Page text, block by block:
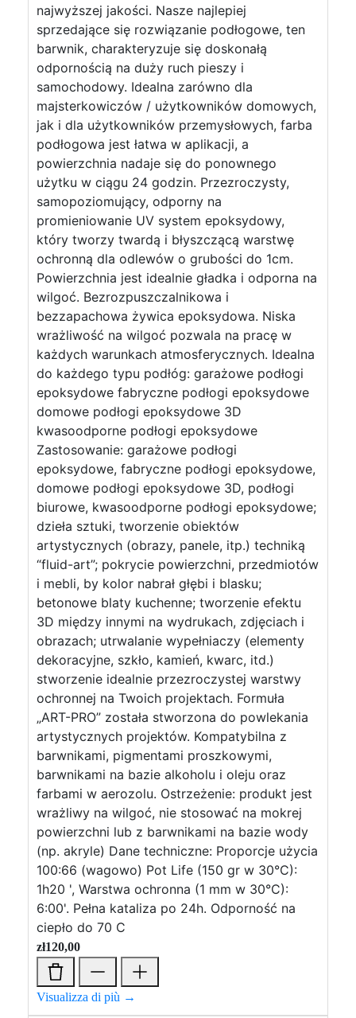
najwyższej jakości. Nasze najlepiej
sprzedające się rozwiązanie podłogowe, ten
barwnik, charakteryzuje się doskonałą
odpornością na duży ruch pieszy i
samochodowy. Idealna zarówno dla
majsterkowiczów / użytkowników domowych,
jak i dla użytkowników przemysłowych, farba
podłogowa jest łatwa w aplikacji, a
powierzchnia nadaje się do ponownego
użytku w ciągu 24 godzin. Przezroczysty,
samopoziomujący, odporny na
promieniowanie UV system epoksydowy,
który tworzy twardą i błyszczącą warstwę
ochronną dla odlewów o grubości do 1cm.
Powierzchnia jest idealnie gładka i odporna na
wilgoć. Bezrozpuszczalnikowa i
bezzapachowa żywica epoksydowa. Niska
wrażliwość na wilgoć pozwala na pracę w
każdych warunkach atmosferycznych. Idealna
do każdego typu podłóg: garażowe podłogi
epoksydowe fabryczne podłogi epoksydowe
domowe podłogi epoksydowe 3D
kwasoodporne podłogi epoksydowe
Zastosowanie: garażowe podłogi
epoksydowe, fabryczne podłogi epoksydowe,
domowe podłogi epoksydowe 3D, podłogi
biurowe, kwasoodporne podłogi epoksydowe;
dzieła sztuki, tworzenie obiektów
artystycznych (obrazy, panele, itp.) techniką
“fluid-art”; pokrycie powierzchni, przedmiotów
i mebli, by kolor nabrał głębi i blasku;
betonowe blaty kuchenne; tworzenie efektu
3D między innymi na wydrukach, zdjęciach i
obrazach; utrwalanie wypełniaczy (elementy
dekoracyjne, szkło, kamień, kwarc, itd.)
stworzenie idealnie przezroczystej warstwy
ochronnej na Twoich projektach. Formuła
„ART-PRO” została stworzona do powlekania
artystycznych projektów. Kompatybilna z
barwnikami, pigmentami proszkowymi,
barwnikami na bazie alkoholu i oleju oraz
farbami w aerozolu. Ostrzeżenie: produkt jest
wrażliwy na wilgoć, nie stosować na mokrej
powierzchni lub z barwnikami na bazie wody
(np. akryle) Dane techniczne: Proporcje użycia
100:66 (wagowo) Pot Life (150 gr w 30°C):
1h20 ', Warstwa ochronna (1 mm w 30°C):
6:00'. Pełna kataliza po 24h. Odporność na
ciepło do 70 C
zł120,00
Visualizza di più →